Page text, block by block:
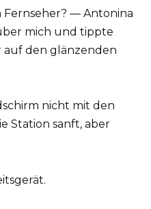
Fernseher? — Antonina
mich und tippte
den glänzenden
nicht mit den
Station sanft, aber